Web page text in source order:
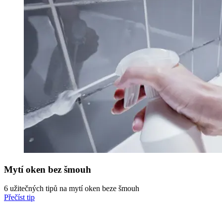
Mytí oken bez šmouh
6 užitečných tipů na mytí oken beze šmouh
Přečíst tip